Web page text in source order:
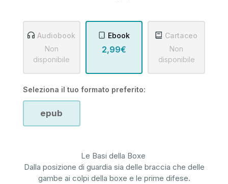
Audiobook
Non
disponibile
Ebook
2,99€
Cartaceo
Non
disponibile
Seleziona il tuo formato preferito:
epub
Le Basi della Boxe
Dalla posizione di guardia sia delle braccia che delle
gambe ai colpi della boxe e le prime difese.